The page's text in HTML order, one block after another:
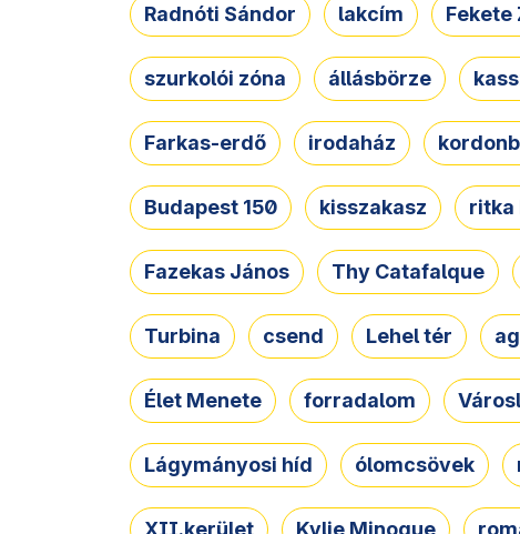
Radnóti Sándor lakcím Fekete
szurkolói zóna állásbörze
Farkas-erdő irodaház
Budapest 150 kisszakasz ritka
Fazekas János Thy Catafalque
Turbina csend Lehel tér
Élet Menete forradalom
Lágymányosi híd ólomcsövek
XII.kerület Kylie Minogue